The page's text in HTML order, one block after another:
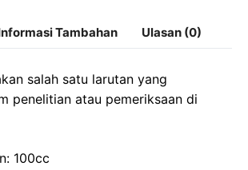
e
gr
a
m
Tambahan Ulasan (0)
salah satu larutan yang
penelitian atau pemeriksaan di
100cc